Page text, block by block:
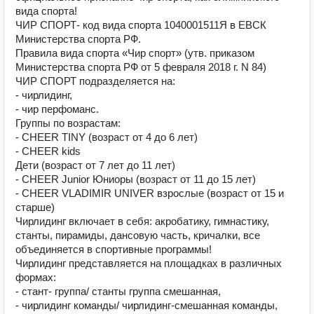
вида спорта!
ЧИР СПОРТ- код вида спорта 1040001511Я в ЕВСК
Министерства спорта РФ.
Правила вида спорта «Чир спорт» (утв. приказом
Министерства спорта РФ от 5 февраля 2018 г. N 84)
ЧИР СПОРТ подразделяется на:
- чирлидинг,
- чир перфоманс.
Группы по возрастам:
- CHEER TINY (возраст от 4 до 6 лет)
- CHEER kids
Дети (возраст от 7 лет до 11 лет)
- CHEER Junior Юниоры (возраст от 11 до 15 лет)
- CHEER VLADIMIR UNIVER взрослые (возраст от 15 и
старше)
Чирлидинг включает в себя: акробатику, гимнастику,
станты, пирамиды, дансовую часть, кричалки, все
объединяется в спортивные программы!
Чирлидинг представляется на площадках в различных
формах:
- стант- группа/ станты группа смешанная,
- чирлидинг команды/ чирлидинг-смешанная команды,